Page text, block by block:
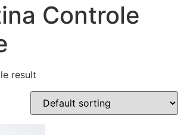
Controle
result